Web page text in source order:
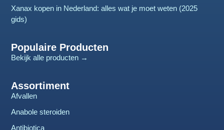
Xanax kopen in Nederland: alles wat je moet weten (2025
gids)
Populaire Producten
Bekijk alle producten →
Assortiment
Afvallen
Anabole steroiden
Antibiotica